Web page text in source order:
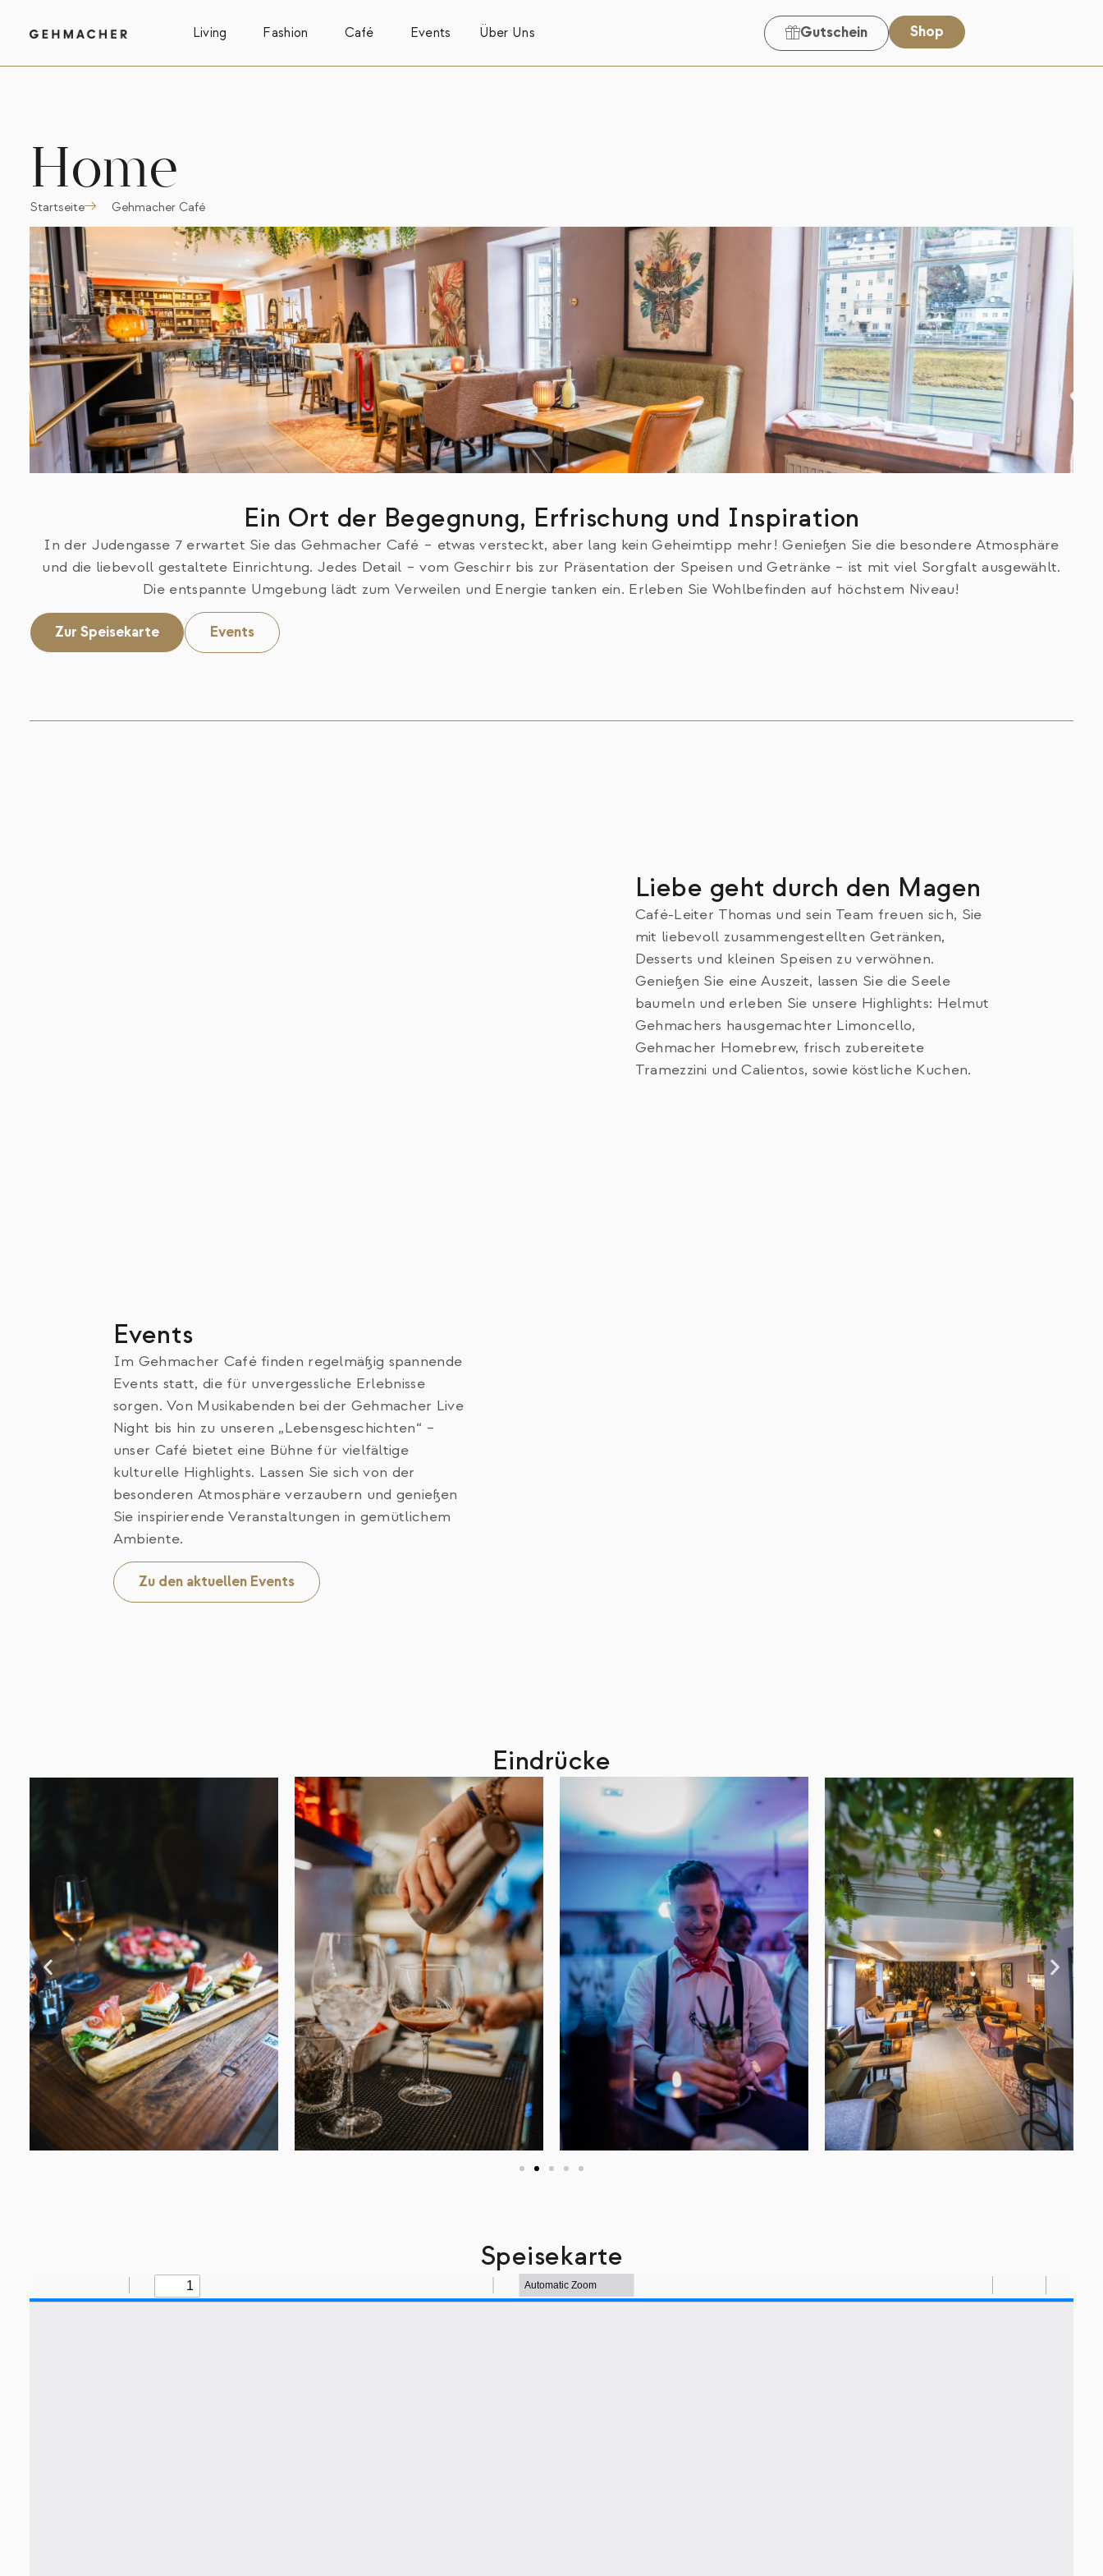
Living Fashion Café Events Über Uns Gutschein Shop
Home
Startseite Gehmacher Café
Ein Ort der Begegnung, Erfrischung und Inspiration
In der Judengasse 7 erwartet Sie das Gehmacher Café – etwas versteckt, aber lang kein Geheimtipp mehr! Genießen Sie die besondere Atmosphäre
und die liebevoll gestaltete Einrichtung. Jedes Detail – vom Geschirr bis zur Präsentation der Speisen und Getränke – ist mit viel Sorgfalt ausgewählt.
Die entspannte Umgebung lädt zum Verweilen und Energie tanken ein. Erleben Sie Wohlbefinden auf höchstem Niveau!
Zur Speisekarte Events
Liebe geht durch den Magen
Café-Leiter Thomas und sein Team freuen sich, Sie
mit liebevoll zusammengestellten Getränken,
Desserts und kleinen Speisen zu verwöhnen.
Genießen Sie eine Auszeit, lassen Sie die Seele
baumeln und erleben Sie unsere Highlights: Helmut
Gehmachers hausgemachter Limoncello,
Gehmacher Homebrew, frisch zubereitete
Tramezzini und Calientos, sowie köstliche Kuchen.
Events
Im Gehmacher Café finden regelmäßig spannende
Events statt, die für unvergessliche Erlebnisse
sorgen. Von Musikabenden bei der Gehmacher Live
Night bis hin zu unseren „Lebensgeschichten“ –
unser Café bietet eine Bühne für vielfältige
kulturelle Highlights. Lassen Sie sich von der
besonderen Atmosphäre verzaubern und genießen
Sie inspirierende Veranstaltungen in gemütlichem
Ambiente.
Zu den aktuellen Events
Eindrücke
Speisekarte